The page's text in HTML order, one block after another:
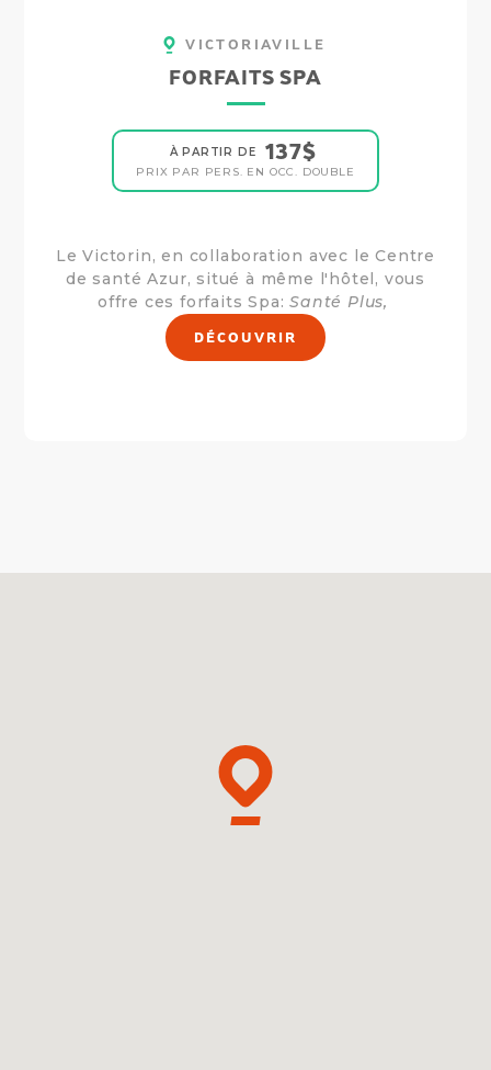
VICTORIAVILLE
FORFAITS SPA
À PARTIR DE 137$
PRIX PAR PERS. EN OCC. DOUBLE
Le Victorin, en collaboration avec leCentre
de santé Azur, situé à même l'hôtel, vous
offre ces forfaits Spa:Santé Plus,
DÉCOUVRIR